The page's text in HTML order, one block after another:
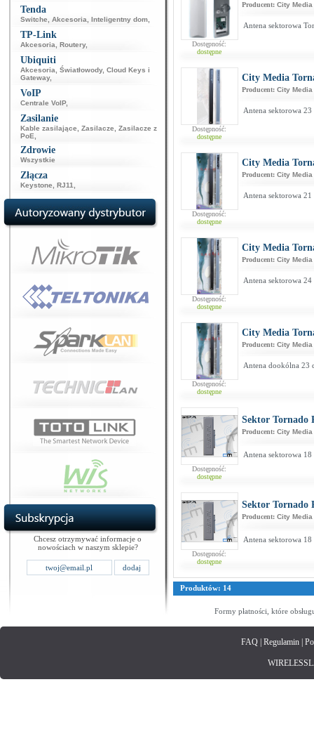
Tenda
Switche Akcesoria Inteligentny dom
TP-Link
Akcesoria Routery,
Ubiquiti
Akcesoria Światłowody, Cloud Keys i
Gateway,
VoIP
Centrale VoIP,
Zasilanie
Kable zasilające Zasilacze
Zasilacze z
PoE
Zdrowie
Wszystkie
Złącza
Keystone RJ11
Chcesz otrzymywać informacje o
nowościach w naszym sklepie?
Dostępność:
dostępne
Producent: City Media
Antena sektorowa
Dostępność:
dostępne
City Media
Producent: City Media
Antena sektorowa
Dostępność:
dostępne
City Media
Producent: City Media
Antena sektorowa
Dostępność:
dostępne
City Media
Producent: City Media
Antena sektorowa
Dostępność:
dostępne
City Media
Producent: City Media
Antena dookólna 23
Dostępność:
dostępne
Sektor Tornado
Producent: City Media
Antena sektorowa
Dostępność:
dostępne
Sektor Tornado
Producent: City Media
Antena sektorowa
Produktów: 14
Formy płatności, które
FAQ| Regulamin|